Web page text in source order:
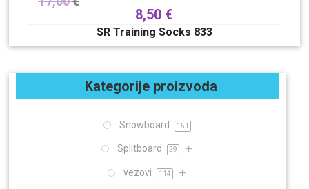
8,50 €
SR Training Socks 833
Kategorije proizvoda
Snowboard 151
Splitboard 29
vezovi 114